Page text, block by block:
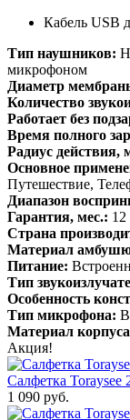
Кабель USB
Тип наушников:
микрофоном
Диаметр
Количество
Работает без
Время полного
Радиус действия,
Основное
Путешествие,
Диапазон
Гарантия, мес.: 12
Страна
Материал
Питание:
Тип
Особенность
Тип микрофона:
Материал
Акция!
Салфетка Toraysee
1 090 руб.